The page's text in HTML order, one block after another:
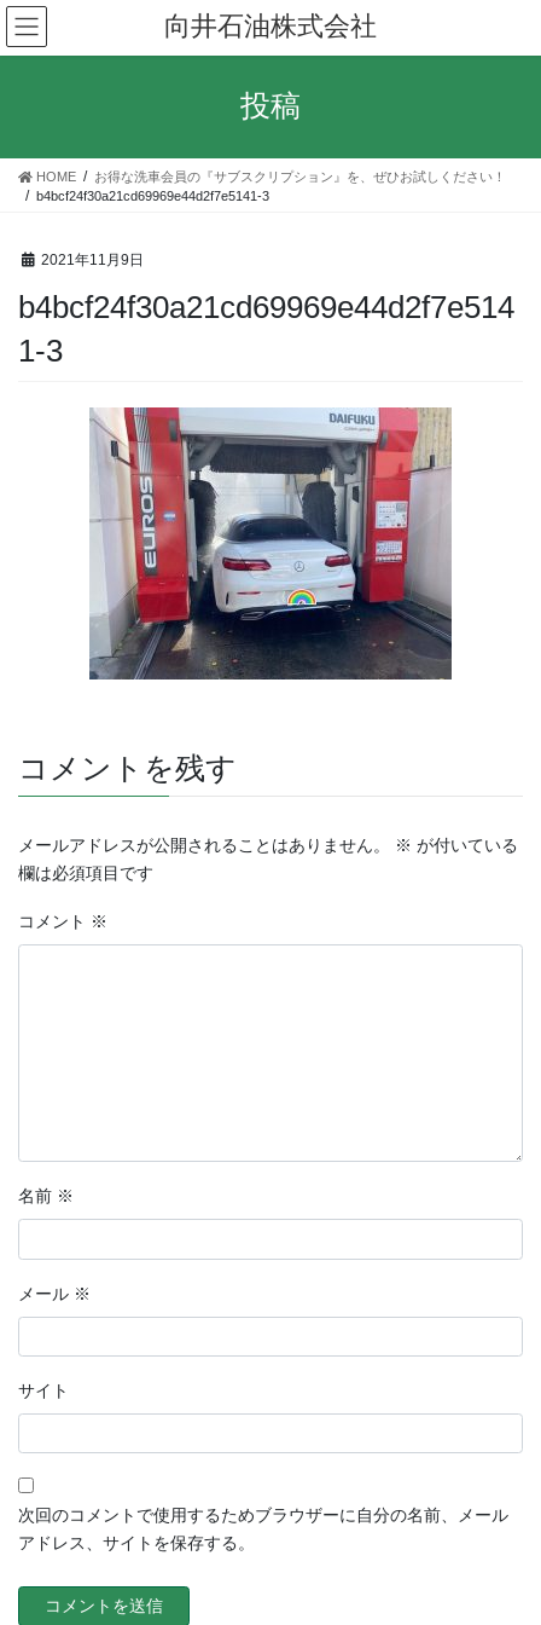
コ
ン
テ
ス
ナ
ビ
ゲ
ン
向井石油株式会社
投稿
HOME
お得な洗車会員の『サブスクリプション』を、ぜひお試しください！
b4bcf24f30a21cd69969e44d2f7e5141-3
2021年11月9日
b4bcf24f30a21cd69969e44d2f7e514
1-3
コメントを残す
メールアドレスが公開されることはありません。 ※ が付いている
欄は必須項目です
コメント ※
名前 ※
メール ※
サイト
次回のコメントで使用するためブラウザーに自分の名前、メール
アドレス、サイトを保存する。